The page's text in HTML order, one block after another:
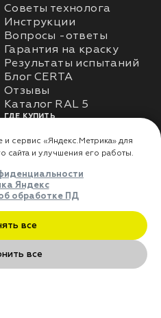
Советы технолога
Инструкции
Вопросы -ответы
Гарантия на краску
Результаты испытаний
Блог CERTA
Отзывы
Каталог RAL 5
ГДЕ КУПИТЬ
Доставка
Где купить